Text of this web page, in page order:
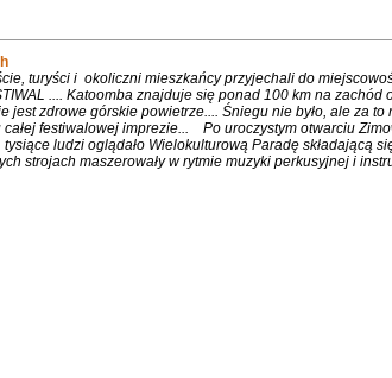
turyści i okoliczni mieszkańcy przyjechali do
.... Katoomba znajduje się ponad 100 km na zachód
jest zdrowe górskie powietrze.... Śniegu nie było, ale za to
całej festiwalowej imprezie... Po uroczystym otwarciu
tysiące ludzi oglądało Wielokulturową Paradę składającą
strojach maszerowały w rytmie muzyki perkusyjnej i